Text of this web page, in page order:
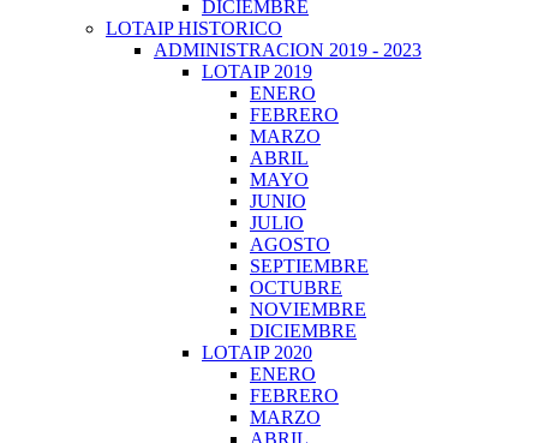
DICIEMBRE
LOTAIP HISTORICO
ADMINISTRACION 2019 - 2023
LOTAIP 2019
ENERO
FEBRERO
MARZO
ABRIL
MAYO
JUNIO
JULIO
AGOSTO
SEPTIEMBRE
OCTUBRE
NOVIEMBRE
DICIEMBRE
LOTAIP 2020
ENERO
FEBRERO
MARZO
ABRIL